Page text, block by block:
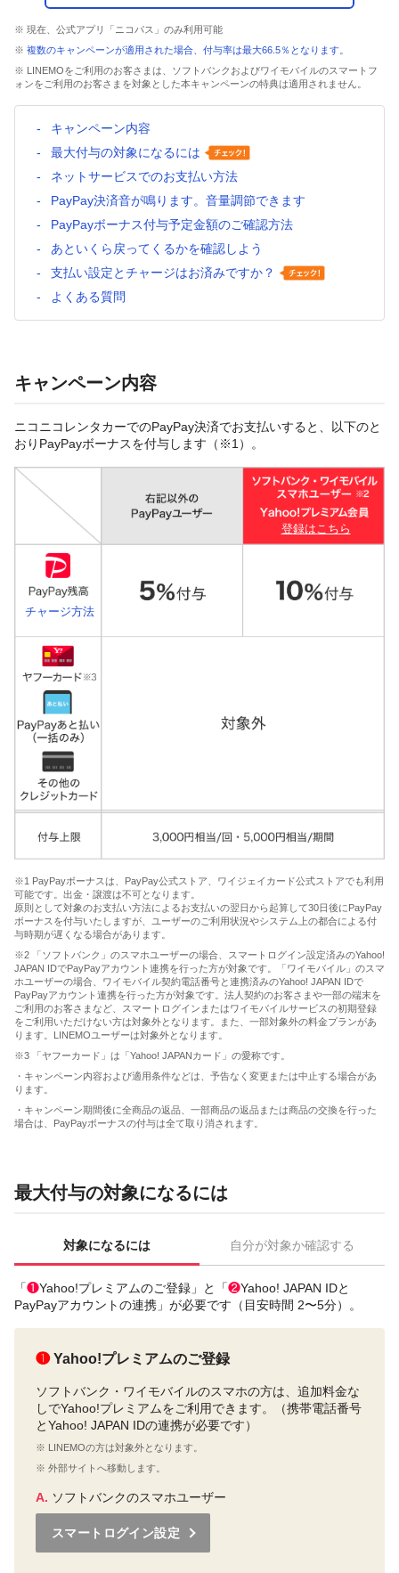
※ 現在、公式アプリ「ニコパス」のみ利用可能
※ 複数のキャンペーンが適用された場合、付与率は最大66.5％となります。
※ LINEMOをご利用のお客さまは、ソフトバンクおよびワイモバイルのスマートフ
ォンをご利用のお客さまを対象とした本キャンペーンの特典は適用されません。
キャンペーン内容
最大付与の対象になるには
ネットサービスでのお支払い方法
PayPay決済音が鳴ります。音量調節できます
PayPayボーナス付与予定金額のご確認方法
あといくら戻ってくるかを確認しよう
支払い設定とチャージはお済みですか？
よくある質問
キャンペーン内容
ニコニコレンタカーでのPayPay決済でお支払いすると、以下のと
おりPayPayボーナスを付与します（※1）。
登録はこちら
チャージ方法
※1 PayPayボーナスは、PayPay公式ストア、ワイジェイカード公式ストアでも利用
可能です。出金・譲渡は不可となります。
原則として対象のお支払い方法によるお支払いの翌日から起算して30日後にPayPay
ボーナスを付与いたしますが、ユーザーのご利用状況やシステム上の都合による付
与時期が遅くなる場合があります。
※2 「ソフトバンク」のスマホユーザーの場合、スマートログイン設定済みのYahoo!
JAPAN IDでPayPayアカウント連携を行った方が対象です。「ワイモバイル」のスマ
ホユーザーの場合、ワイモバイル契約電話番号と連携済みのYahoo! JAPAN IDで
PayPayアカウント連携を行った方が対象です。法人契約のお客さまや一部の端末を
ご利用のお客さまなど、スマートログインまたはワイモバイルサービスの初期登録
をご利用いただけない方は対象外となります。また、一部対象外の料金プランがあ
ります。LINEMOユーザーは対象外となります。
※3 「ヤフーカード」は「Yahoo! JAPANカード」の愛称です。
・キャンペーン内容および適用条件などは、予告なく変更または中止する場合があ
ります。
・キャンペーン期間後に全商品の返品、一部商品の返品または商品の交換を行った
場合は、PayPayボーナスの付与は全て取り消されます。
最大付与の対象になるには
対象になるには 自分が対象か確認する
「❶Yahoo!プレミアムのご登録」と「❷Yahoo! JAPAN IDと
PayPayアカウントの連携」が必要です（目安時間 2〜5分）。
❶ Yahoo!プレミアムのご登録
ソフトバンク・ワイモバイルのスマホの方は、追加料金な
しでYahoo!プレミアムをご利用できます。（携帯電話番号
とYahoo! JAPAN IDの連携が必要です）
※ LINEMOの方は対象外となります。
※ 外部サイトへ移動します。
A. ソフトバンクのスマホユーザー
スマートログイン設定